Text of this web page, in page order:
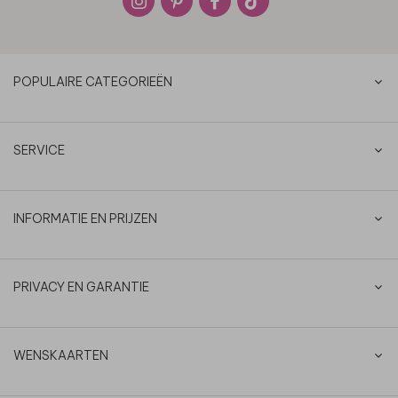
POPULAIRE CATEGORIEËN
SERVICE
INFORMATIE EN PRIJZEN
PRIVACY EN GARANTIE
WENSKAARTEN